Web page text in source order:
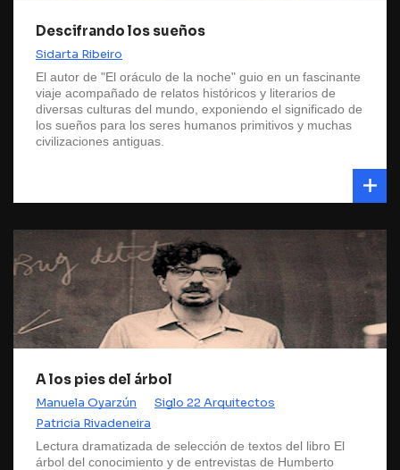
Descifrando los sueños
Sidarta Ribeiro
El autor de "El oráculo de la noche" guio en un fascinante
viaje acompañado de relatos históricos y literarios de
diversas culturas del mundo, exponiendo el significado de
los sueños para los seres humanos primitivos y muchas
civilizaciones antiguas.
A los pies del árbol
Manuela Oyarzún
Siglo 22 Arquitectos
Patricia Rivadeneira
Lectura dramatizada de selección de textos del libro El
árbol del conocimiento y de entrevistas de Humberto